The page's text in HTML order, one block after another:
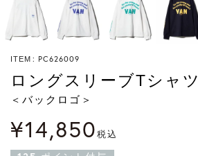
ITEM PC626009
ロングスリーブTシャツ
＜バックロゴ＞
¥14,850税込